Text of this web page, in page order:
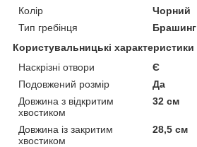
Колір
Чорний
Тип гребінця
Брашинг
Користувальницькі характеристики
Наскрізні отвори
Є
Подовжений розмір
Да
Довжина з відкритим
хвостиком
32 см
Довжина із закритим
хвостиком
28,5 см